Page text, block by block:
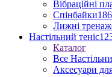
Вібраційні
Спінбайки186
Лижні
Настільний теніс
Каталог
Все
Аксесуари